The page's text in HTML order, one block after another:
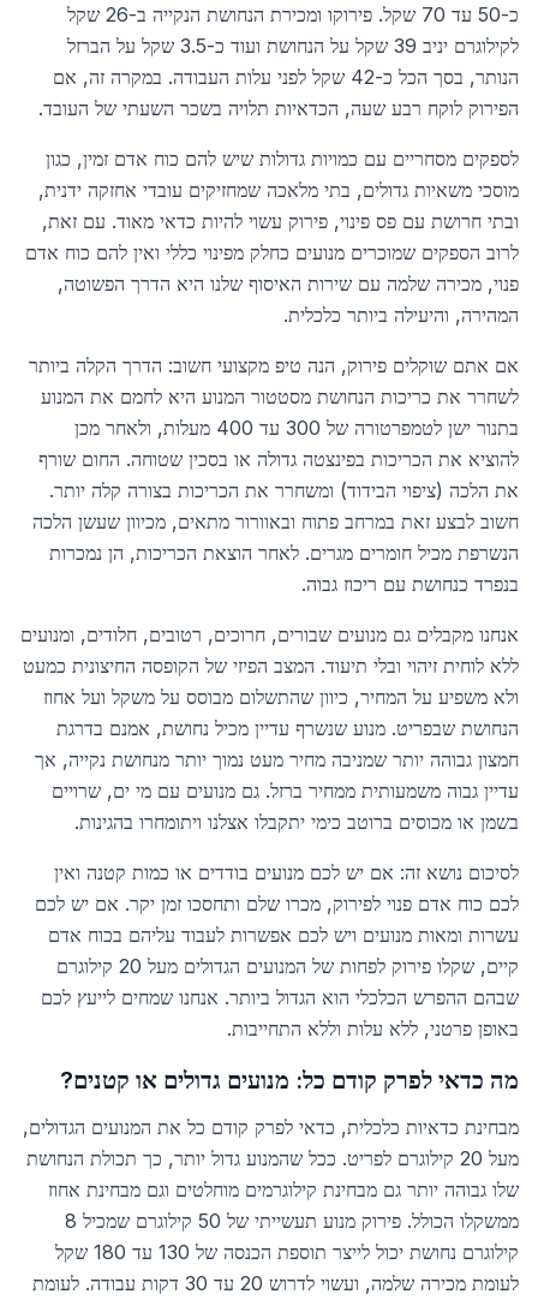
כ-50 עד 70 שקל. פירוקו ומכירת הנחושת הנקייה ב-26 שקל
לקילוגרם יניב 39 שקל על הנחושת ועוד כ-3.5 שקל על הברזל
הנותר, בסך הכל כ-42 שקל לפני עלות העבודה. במקרה זה, אם
הפירוק לוקח רבע שעה, הכדאיות תלויה בשכר השעתי של העובד.
לספקים מסחריים עם כמויות גדולות שיש להם כוח אדם זמין, כגון
מוסכי משאיות גדולים, בתי מלאכה שמחזיקים עובדי אחזקה ידנית,
ובתי חרושת עם פס פינוי, פירוק עשוי להיות כדאי מאוד. עם זאת,
לרוב הספקים שמוכרים מנועים כחלק מפינוי כללי ואין להם כוח אדם
פנוי, מכירה שלמה עם שירות האיסוף שלנו היא הדרך הפשוטה,
המהירה, והיעילה ביותר כלכלית.
אם אתם שוקלים פירוק, הנה טיפ מקצועי חשוב: הדרך הקלה ביותר
לשחרר את כריכות הנחושת מסטטור המנוע היא לחמם את המנוע
בתנור ישן לטמפרטורה של 300 עד 400 מעלות, ולאחר מכן
להוציא את הכריכות בפינצטה גדולה או בסכין שטוחה. החום שורף
את הלכה (ציפוי הבידוד) ומשחרר את הכריכות בצורה קלה יותר.
חשוב לבצע זאת במרחב פתוח ובאוורור מתאים, מכיוון שעשן הלכה
הנשרפת מכיל חומרים מגרים. לאחר הוצאת הכריכות, הן נמכרות
בנפרד כנחושת עם ריכוז גבוה.
אנחנו מקבלים גם מנועים שבורים, חרוכים, רטובים, חלודים, ומנועים
ללא לוחית זיהוי ובלי תיעוד. המצב הפיזי של הקופסה החיצונית כמעט
ולא משפיע על המחיר, כיוון שהתשלום מבוסס על משקל ועל אחוז
הנחושת שבפריט. מנוע שנשרף עדיין מכיל נחושת, אמנם בדרגת
חמצון גבוהה יותר שמניבה מחיר מעט נמוך יותר מנחושת נקייה, אך
עדיין גבוה משמעותית ממחיר ברזל. גם מנועים עם מי ים, שרויים
בשמן או מכוסים ברוטב כימי יתקבלו אצלנו ויתומחרו בהגינות.
לסיכום נושא זה: אם יש לכם מנועים בודדים או כמות קטנה ואין
לכם כוח אדם פנוי לפירוק, מכרו שלם ותחסכו זמן יקר. אם יש לכם
עשרות ומאות מנועים ויש לכם אפשרות לעבוד עליהם בכוח אדם
קיים, שקלו פירוק לפחות של המנועים הגדולים מעל 20 קילוגרם
שבהם ההפרש הכלכלי הוא הגדול ביותר. אנחנו שמחים לייעץ לכם
באופן פרטני, ללא עלות וללא התחייבות.
מה כדאי לפרק קודם כל: מנועים גדולים או קטנים?
מבחינת כדאיות כלכלית, כדאי לפרק קודם כל את המנועים הגדולים,
מעל 20 קילוגרם לפריט. ככל שהמנוע גדול יותר, כך תכולת הנחושת
שלו גבוהה יותר גם מבחינת קילוגרמים מוחלטים וגם מבחינת אחוז
ממשקלו הכולל. פירוק מנוע תעשייתי של 50 קילוגרם שמכיל 8
קילוגרם נחושת יכול לייצר תוספת הכנסה של 130 עד 180 שקל
לעומת מכירה שלמה, ועשוי לדרוש 20 עד 30 דקות עבודה. לעומת